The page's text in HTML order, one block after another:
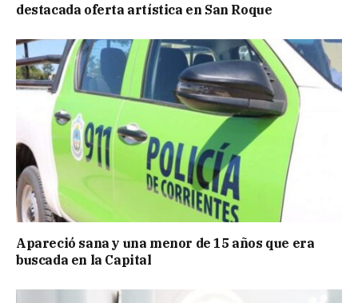
destacada oferta artística en San Roque
Apareció sana y una menor de 15 años que era
buscada en la Capital